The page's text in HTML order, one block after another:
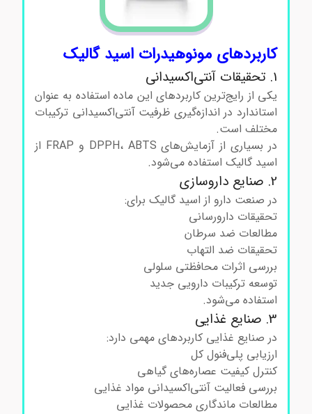
کاربردهای مونوهیدرات اسید گالیک
یکی از رایج‌ترین کاربردهای این ماده استفاده به عنوان
استاندارد در اندازه‌گیری ظرفیت آنتی‌اکسیدانی ترکیبات
مختلف است.
در بسیاری از آزمایش‌های DPPH، ABTS و FRAP از
اسید گالیک استفاده می‌شود.
در صنعت دارو از اسید گالیک برای:
تحقیقات دارورسانی
مطالعات ضد سرطان
تحقیقات ضد التهاب
بررسی اثرات محافظتی سلولی
توسعه ترکیبات دارویی جدید
استفاده می‌شود.
در صنایع غذایی کاربردهای مهمی دارد:
ارزیابی پلی‌فنول کل
کنترل کیفیت عصاره‌های گیاهی
بررسی فعالیت آنتی‌اکسیدانی مواد غذایی
مطالعات ماندگاری محصولات غذایی